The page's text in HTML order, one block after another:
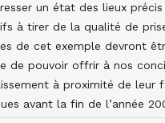
un état des lieux
à tirer de la qualité de
de cet exemple devront
de pouvoir offrir à nos
à proximité de leur
avant la fin de l’année